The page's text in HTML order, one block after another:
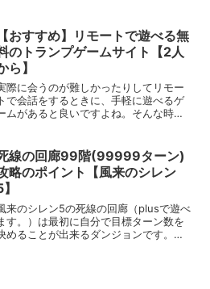
はわかりにくいです。そこで今回は、中
剤・黄の取得条件「探索中...
【おすすめ】リモートで遊べる無
のトランプゲームサイト【2人
ら】
際に会うのが難しかったりしてリモー
トで会話をするときに、手軽に遊べるゲ
ムがあると良いですよね。そんな時に
無料のトランプゲームサイトを紹介し
いとおもいます。おすす...
線の回廊99階(99999ターン)
略のポイント【風来のシレン
来のシレン5の死線の回廊（plusで遊べ
す。）は最初に自分で目標ターン数を
めることが出来るダンジョンです。す